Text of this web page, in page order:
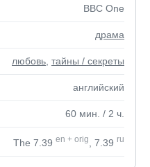
BBC One
драма
любовь тайны / секреты
английский
60 мин. / 2 ч.
The 7.39 en + orig , 7.39 ru